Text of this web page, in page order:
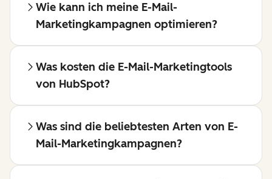
Wie kann ich meine E-Mail-
Marketingkampagnen optimieren?
Was kosten die E-Mail-Marketingtools
von HubSpot?
Was sind die beliebtesten Arten von E-
Mail-Marketingkampagnen?